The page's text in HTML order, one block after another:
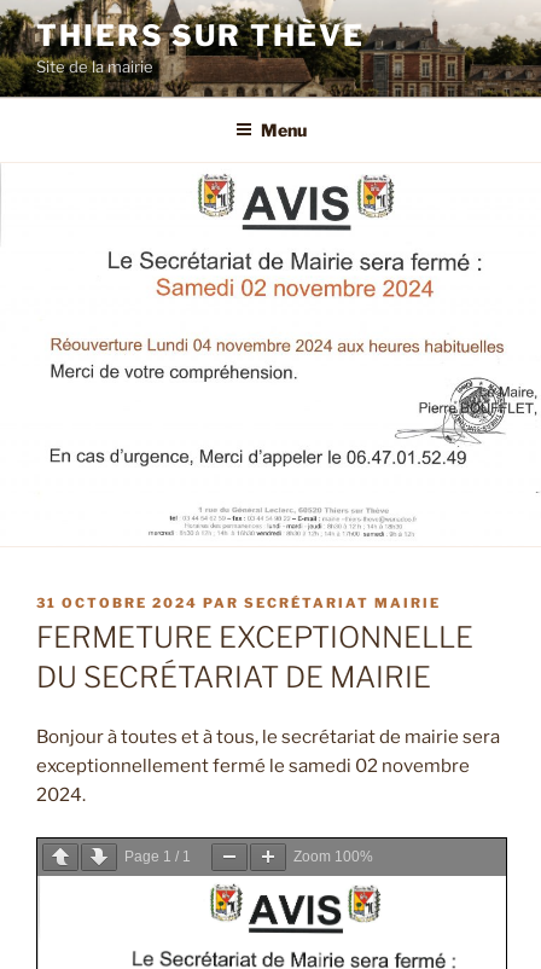
Aller
au
contenu
principal
THIERS SUR THÈVE
Site de la mairie
Menu
PUBLIÉ
LE
31 OCTOBRE 2024 PAR SECRÉTARIAT MAIRIE
FERMETURE EXCEPTIONNELLE
DU SECRÉTARIAT DE MAIRIE
Bonjour à toutes et à tous, le secrétariat de mairie sera
exceptionnellement fermé le samedi 02 novembre
2024.
Page 1 / 1 Zoom 100%